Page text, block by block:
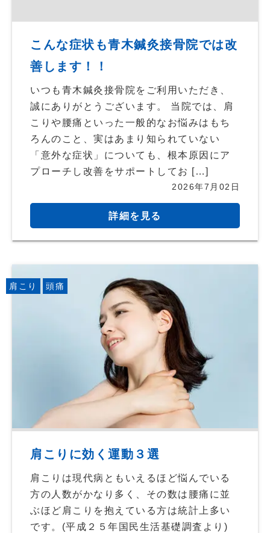
こんな症状も青木鍼灸接骨院では改
善します！！
いつも青木鍼灸接骨院をご利用いただき、
誠にありがとうございます。 当院では、肩
こりや腰痛といった一般的なお悩みはもち
ろんのこと、実はあまり知られていない
「意外な症状」についても、根本原因にア
プローチし改善をサポートしてお […]
2026年7月02日
詳細を見る
肩こりに効く運動３選
肩こりは現代病ともいえるほど悩んでいる
方の人数がかなり多く、その数は腰痛に並
ぶほど肩こりを抱えている方は統計上多い
です。(平成２５年国民生活基礎調査より)
肩こり 頭痛